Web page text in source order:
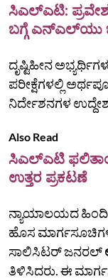
ಸಿಎಲ್‌ಎಟಿ: ಪ್ರವೇಶ
ಬಗ್ಗೆ ಎನ್‌ಎಲ್‌ಯು
ದೃಷ್ಟಿಹೀನ
ಪರೀಕ್ಷೆಗಳಲ್ಲಿ
ನಿರ್ದೇಶನಗಳ
Also Read
ಸಿಎಲ್‌ಎಟಿ ಫಲಿತಾಂಶ
ಉತ್ತರ ಪ್ರಕಟಣೆ
ನ್ಯಾಯಾಲಯದ
ಹೊಸ
ಸಾಲಿಸಿಟರ್ ಜನರಲ್
ತಿಳಿಸಿದರು. ಈ